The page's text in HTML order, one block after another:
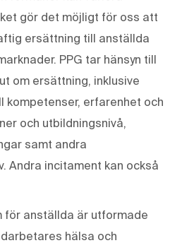
gör det möjligt för oss att
ersättning till anställda
PPG tar hänsyn till
om ersättning, inklusive
kompetenser, erfarenhet och
och utbildningsnivå,
samt andra
Andra incitament kan också
för anställda är utformade
hälsa och